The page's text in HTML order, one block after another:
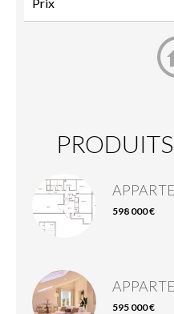
598 000 €
595 000 €